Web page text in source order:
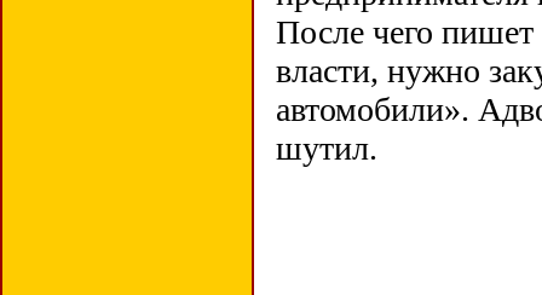
После чего
власти, нужно
автомобили».
шутил.